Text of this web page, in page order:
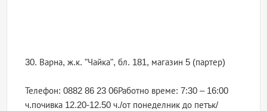
30. Варна, ж.к. "Чайка", бл. 181, магазин 5 (партер)
Телефон: 0882 86 23 06Работно време: 7:30 – 16:00
ч.почивка 12.20-12.50 ч./от понеделник до петък/